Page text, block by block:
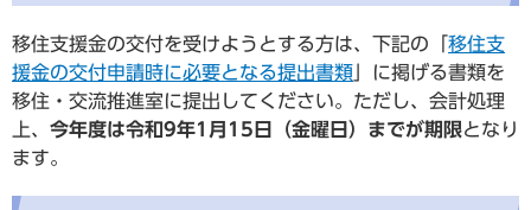
移住支援金の交付を受けようとする方は、下記の「 移住支
援金の交付申請時に必要となる提出書類 」に掲げる書類を
移住・交流推進室に提出してください。ただし、会計処理
上、 今年度は令和9年1月15日（金曜日）までが期限となり
ます。